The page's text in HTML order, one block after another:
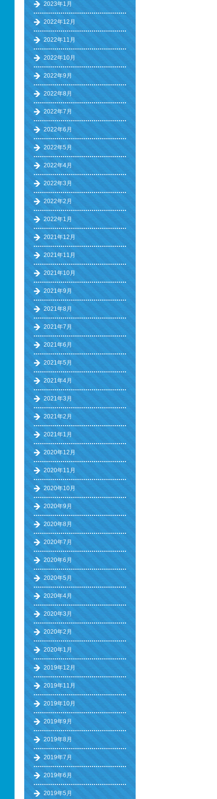
2023年1月
2022年12月
2022年11月
2022年10月
2022年9月
2022年8月
2022年7月
2022年6月
2022年5月
2022年4月
2022年3月
2022年2月
2022年1月
2021年12月
2021年11月
2021年10月
2021年9月
2021年8月
2021年7月
2021年6月
2021年5月
2021年4月
2021年3月
2021年2月
2021年1月
2020年12月
2020年11月
2020年10月
2020年9月
2020年8月
2020年7月
2020年6月
2020年5月
2020年4月
2020年3月
2020年2月
2020年1月
2019年12月
2019年11月
2019年10月
2019年9月
2019年8月
2019年7月
2019年6月
2019年5月